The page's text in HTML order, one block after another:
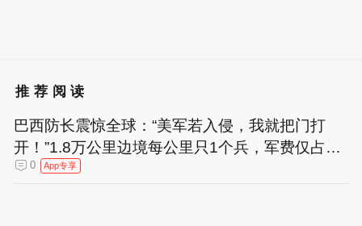
推荐阅读
巴西防长震惊全球：“美军若入侵，我就把门打
开！”1.8万公里边境每公里只1个兵，军费仅占G
DP的1.1%
0 App专享